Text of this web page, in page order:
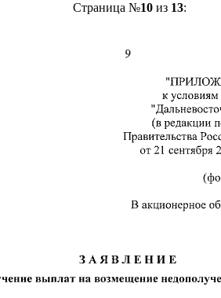
Страница №10из 13: